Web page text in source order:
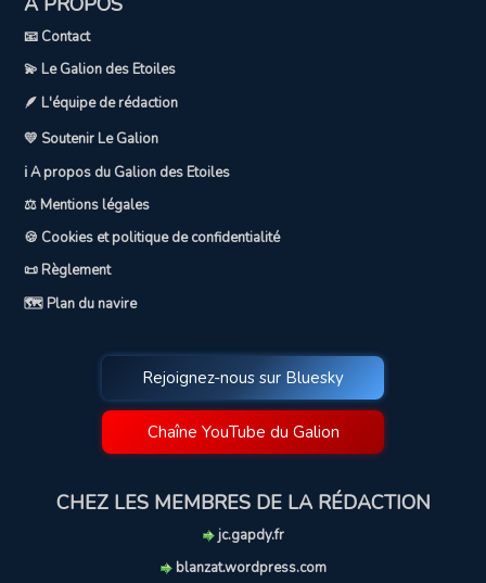
📧 Contact
💫 Le Galion des Etoiles
🪶 L'équipe de rédaction
💛 Soutenir Le Galion
ℹ️ A propos du Galion des Etoiles
⚖️ Mentions légales
🍪 Cookies et politique de confidentialité
📜 Règlement
🗺️ Plan du navire
Rejoignez-nous sur Bluesky
Chaîne YouTube du Galion
CHEZ LES MEMBRES DE LA RÉDACTION
jc.gapdy.fr
blanzat.wordpress.com